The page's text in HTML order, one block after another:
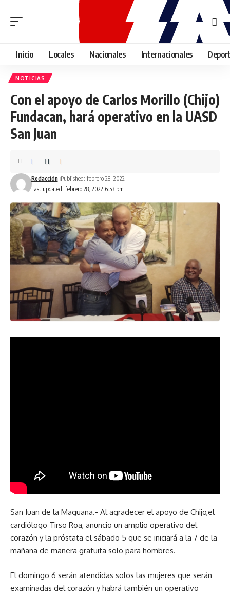
Inicio Locales Nacionales Internacionales
NOTICIAS
Con el apoyo de Carlos Morillo (Chijo)
Fundacan, hará operativo en la UASD
San Juan
Last updated: febrero 28, 2022 6:53 pm
Redacción Published: febrero 28, 2022
San Juan de la Maguana.- Al agradecer el apoyo de Chijo,el
cardiólogo Tirso Roa, anuncio un amplio operativo del
corazón y la próstata el sábado 5 que se iniciará a la 7 de la
mañana de manera gratuita solo para hombres.
El domingo 6 serán atendidas solos las mujeres que serán
examinadas del corazón y habrá también un operativo